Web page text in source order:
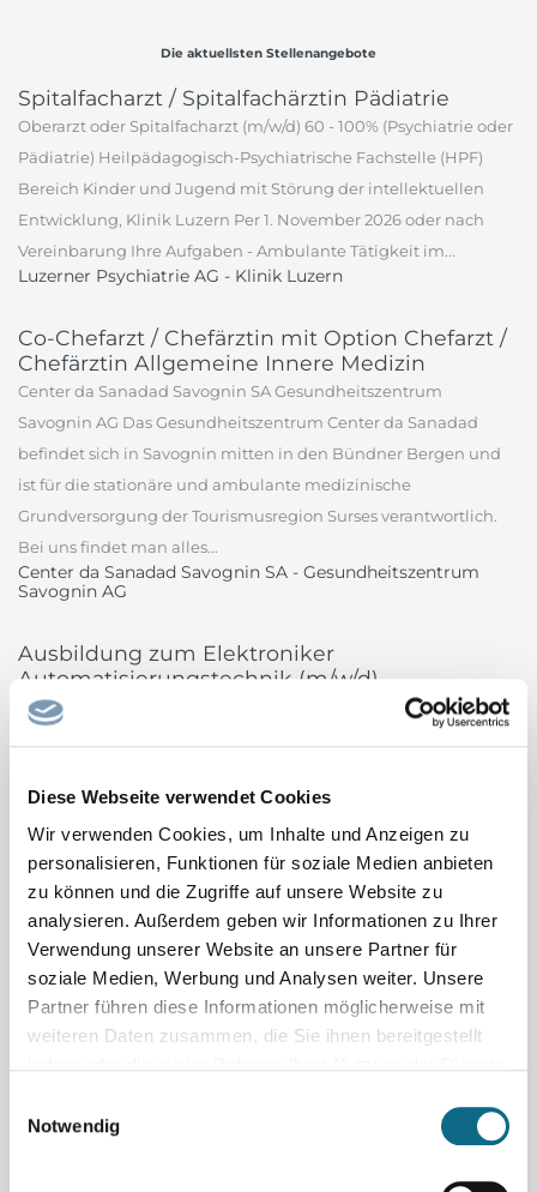
Diese Webseite verwendet Cookies
Wir verwenden Cookies, um Inhalte und Anzeigen zu
personalisieren, Funktionen für soziale Medien anbieten
zu können und die Zugriffe auf unsere Website zu
analysieren. Außerdem geben wir Informationen zu Ihrer
Verwendung unserer Website an unsere Partner für
soziale Medien, Werbung und Analysen weiter. Unsere
Partner führen diese Informationen möglicherweise mit
weiteren Daten zusammen, die Sie ihnen bereitgestellt
Notwendig
Die aktuellsten Stellenangebote
Spitalfacharzt / Spitalfachärztin Pädiatrie
Oberarzt oder Spitalfacharzt (m/w/d) 60 - 100% (Psychiatrie oder
Pädiatrie) Heilpädagogisch-Psychiatrische Fachstelle (HPF)
Bereich Kinder und Jugend mit Störung der intellektuellen
Entwicklung, Klinik Luzern Per 1. November 2026 oder nach
Vereinbarung Ihre Aufgaben - Ambulante Tätigkeit im...
Luzerner Psychiatrie AG - Klinik Luzern
Co-Chefarzt / Chefärztin mit Option Chefarzt /
Chefärztin Allgemeine Innere Medizin
Center da Sanadad Savognin SA Gesundheitszentrum
Savognin AG Das Gesundheitszentrum Center da Sanadad
befindet sich in Savognin mitten in den Bündner Bergen und
ist für die stationäre und ambulante medizinische
Grundversorgung der Tourismusregion Surses verantwortlich.
Bei uns findet man alles...
Center da Sanadad Savognin SA - Gesundheitszentrum
Savognin AG
Ausbildung zum Elektroniker
Automatisierungstechnik (m/w/d)
voestalpine Böhler Welding, Teil des weltweit führenden Stahl-
Vertriebspartnern weltweit ein führendes Unternehmen der
Schweißbranche. Unser umfangreiches Produktportfolio und...
voestalpine Böhler Welding GmbH
Sachbearbeiter/in Tiefbau
Die Gemeinde Birkenwerder sucht ab sofort eine/n
Sachbearbeiter/-in Tiefbau (m/w/d) Es handelt sich um eine
unbefristete Stelle in Vollzeit (39 Stunden) Die Gemeinde
Birkenwerder liegt an der nördlichen Grenze Berlins und
Gemeinde Birkenwerder